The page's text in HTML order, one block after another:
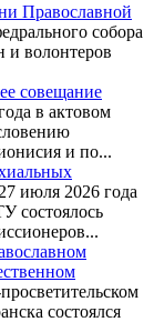
Православной
собора
и волонтеров
совещание
в актовом
и по...
27 июля 2026 года
состоялось
состоялся